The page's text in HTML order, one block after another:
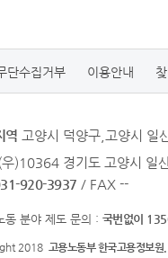
단수집거부 이용안내
역 고양시 덕양구,고양시 일
우)10364 경기도 고양시 일
920-3937 / FAX --
동 분야 제도 문의 : 국번없이
2018 고용노동부 한국고용정보원.